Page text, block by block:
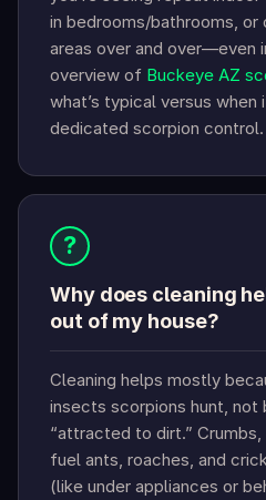
in bedrooms/bathrooms, or
areas over and over—even
overview of Buckeye AZ
what’s typical versus when
dedicated scorpion control.
?
Why does cleaning
out of my house?
Cleaning helps mostly
insects scorpions hunt, not
“attracted to dirt.”
fuel ants, roaches, and
(like under appliances or